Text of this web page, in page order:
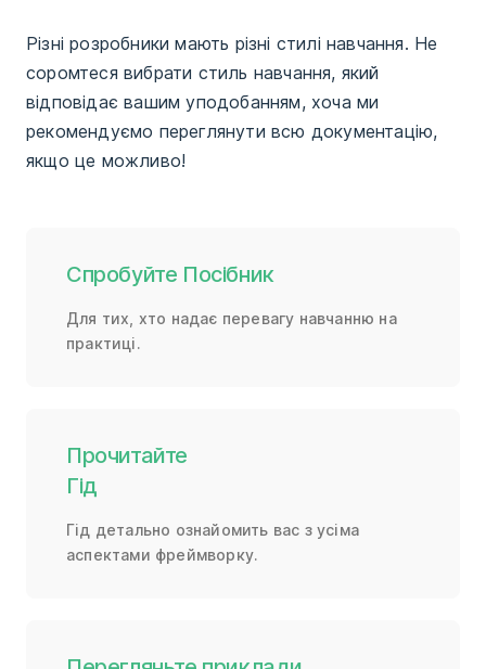
Різні розробники мають різні стилі навчання. Не
соромтеся вибрати стиль навчання, який
відповідає вашим уподобанням, хоча ми
рекомендуємо переглянути всю документацію,
якщо це можливо!
Спробуйте Посібник
Для тих, хто надає перевагу навчанню на
практиці.
Прочитайте
Гід
Гід детально ознайомить вас з усіма
аспектами фреймворку.